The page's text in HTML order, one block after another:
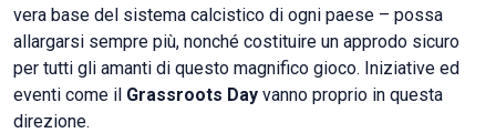
vera base del sistema calcistico di ogni paese – possa
allargarsi sempre più, nonché costituire un approdo sicuro
per tutti gli amanti di questo magnifico gioco. Iniziative ed
eventi come il Grassroots Day vanno proprio in questa
direzione.